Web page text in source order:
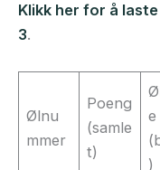
Klikk her for å
3.
Ølnu
mmer
Poeng
(samle
t)
e
)